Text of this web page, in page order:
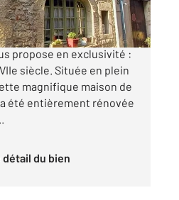
Agence CENTURY21
propose en exclusivité :
siècle. Située en plein
magnifique maison de
été entièrement rénovée
détail du bien